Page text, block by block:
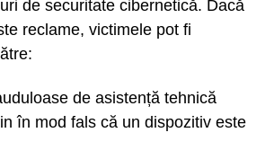
de securitate cibernetică. Dacă
reclame, victimele pot fi
de asistență tehnică
în mod fals că un dispozitiv este